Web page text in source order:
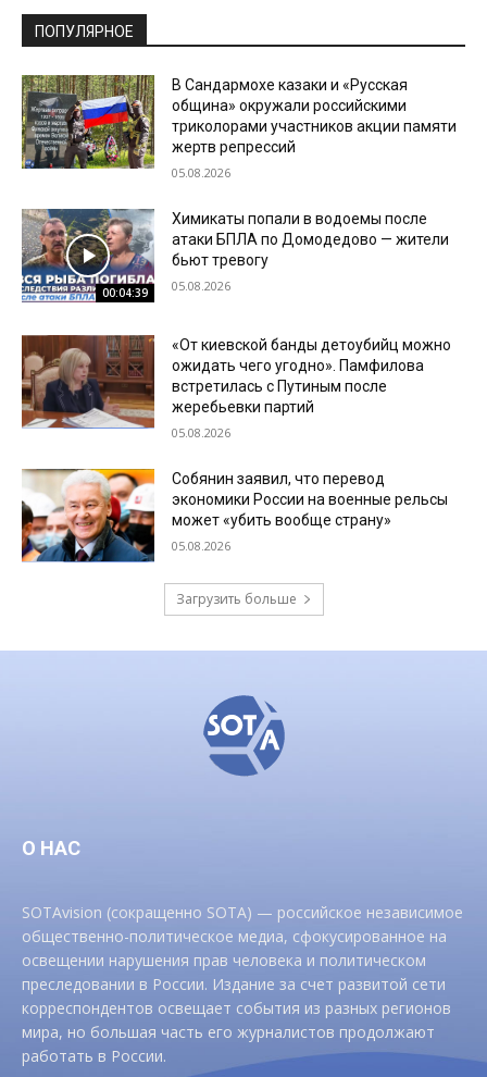
ПОПУЛЯРНОЕ
В Сандармохе казаки и «Русская
община» окружали российскими
триколорами участников акции памяти
жертв репрессий
05.08.2026
00:04:39
Химикаты попали в водоемы после
атаки БПЛА по Домодедово — жители
бьют тревогу
05.08.2026
«От киевской банды детоубийц можно
ожидать чего угодно». Памфилова
встретилась с Путиным после
жеребьевки партий
05.08.2026
Собянин заявил, что перевод
экономики России на военные рельсы
может «убить вообще страну»
05.08.2026
Загрузить больше
О НАС
SOTAvision (сокращенно SOTA) — российское независимое
общественно-политическое медиа, сфокусированное на
освещении нарушения прав человека и политическом
преследовании в России. Издание за счет развитой сети
корреспондентов освещает события из разных регионов
мира, но большая часть его журналистов продолжают
работать в России.